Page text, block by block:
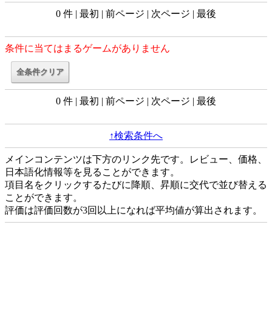
0 件 | 最初 | 前ページ | 次ページ | 最後
条件に当てはまるゲームがありません
0 件 | 最初 | 前ページ | 次ページ | 最後
↑検索条件へ
メインコンテンツは下方のリンク先です。レビュー、価格、
日本語化情報等を見ることができます。
項目名をクリックするたびに降順、昇順に交代で並び替える
ことができます。
評価は評価回数が3回以上になれば平均値が算出されます。